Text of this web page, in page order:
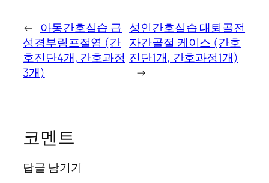
← 아동간호실습 급
성경부림프절염 (간
호진단4개, 간호과정
3개)
성인간호실습 대퇴골전
자간골절 케이스 (간호
진단1개, 간호과정1개)
→
코멘트
답글 남기기